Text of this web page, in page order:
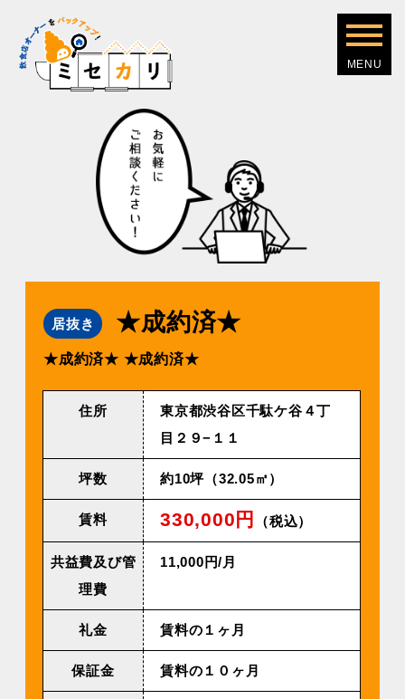
居抜き ★成約済★
★成約済★ ★成約済★
住所
東京都渋谷区千駄ケ谷４丁
目２９−１１
坪数 約10坪（32.05㎡）
賃料 330,000円 （税込）
共益費及び管
理費
11,000円/月
礼金 賃料の１ヶ月
保証金 賃料の１０ヶ月